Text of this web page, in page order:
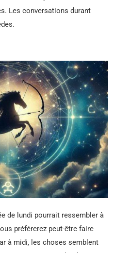
Les conversations durant
de lundi pourrait ressembler à
préférerez peut-être faire
à midi, les choses semblent